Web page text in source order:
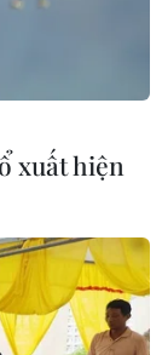
Bảo hiểm y
xuất hiện